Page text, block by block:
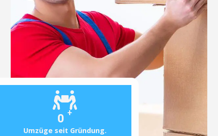
0 +
Umzüge seit Gründung.